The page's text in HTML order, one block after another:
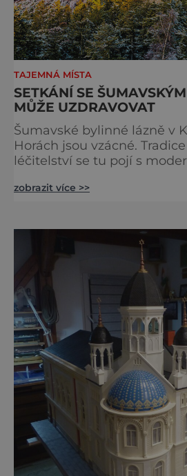
TAJEMNÁ MÍSTA
SETKÁNÍ SE
MŮŽE UZDRAVOVAT
Šumavské bylinné lázně v
Horách jsou vzácné.
léčitelství se tu pojí s
naprosto výjimečné a
přímo v historickém centru
nedaleko řeky Otavy, po
zobrazit více >>